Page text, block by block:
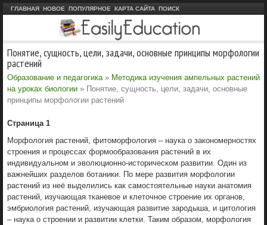
ГЛАВНАЯ НОВОЕ ПОПУЛЯРНОЕ КАРТА САЙТА ПОИСК
Понятие, сущность, цели, задачи, основные принципы морфологии
растений
Образование и педагогика » Методика изучения ампельных растений
на уроках биологии » Понятие, сущность, цели, задачи, основные
принципы морфологии растений
Страница 1
Морфология растений, фитоморфология – наука о закономерностях
строения и процессах формообразования растений в их
индивидуальном и эволюционно-историческом развитии. Один из
важнейших разделов ботаники. По мере развития морфологии
растений из неё выделились как самостоятельные науки анатомия
растений, изучающая тканевое и клеточное строение их органов,
эмбриология растений, изучающая развитие зародыша, и цитология
– наука о строении и развитии клетки. Таким образом, морфология